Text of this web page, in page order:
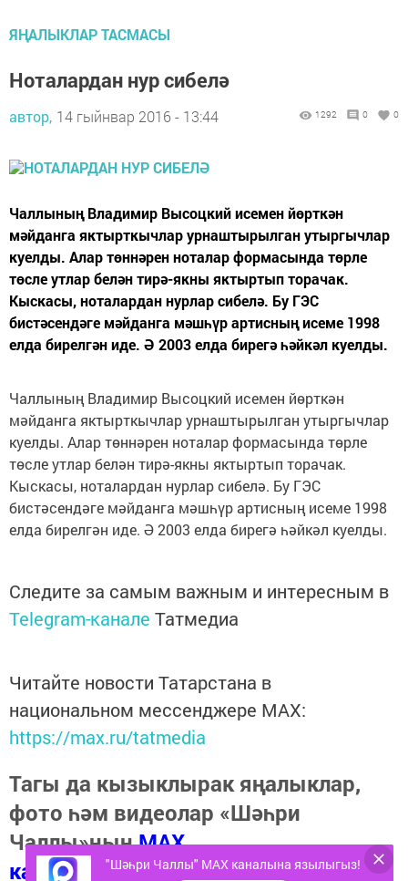
ЯҢАЛЫКЛАР ТАСМАСЫ
Ноталардан нур сибелә
автор, 14 гыйнвар 2016 - 13:44 1292 0 0
Чаллының Владимир Высоцкий исемен йөрткән
мәйданга яктырткычлар урнаштырылган утыргычлар
куелды. Алар төннәрен ноталар формасында төрле
төсле утлар белән тирә-якны яктыртып торачак.
Кыскасы, ноталардан нурлар сибелә. Бу ГЭС
бистәсендәге мәйданга мәшһүр артисның исеме 1998
елда бирелгән иде. Ә 2003 елда бирегә һәйкәл куелды.
Чаллының Владимир Высоцкий исемен йөрткән
мәйданга яктырткычлар урнаштырылган утыргычлар
куелды. Алар төннәрен ноталар формасында төрле
төсле утлар белән тирә-якны яктыртып торачак.
Кыскасы, ноталардан нурлар сибелә. Бу ГЭС
бистәсендәге мәйданга мәшһүр артисның исеме 1998
елда бирелгән иде. Ә 2003 елда бирегә һәйкәл куелды.
Следите за самым важным и интересным в
Telegram-канале Татмедиа
Читайте новости Татарстана в
национальном мессенджере MАХ:
https://max.ru/tatmedia
Тагы да кызыклырак яңалыклар,
фото һәм видеолар «Шәһри
Чаллы»ныңMAX
каналында(язылыгыз).
"Шәһри Чаллы" MAX каналына язылыгыз!